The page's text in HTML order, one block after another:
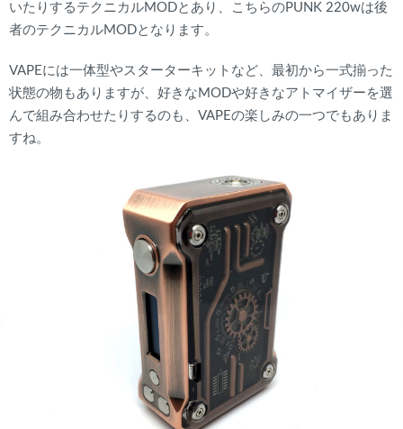
いたりするテクニカルMODとあり、こちらのPUNK 220wは後
者のテクニカルMODとなります。
VAPEには一体型やスターターキットなど、最初から一式揃った
状態の物もありますが、好きなMODや好きなアトマイザーを選
んで組み合わせたりするのも、VAPEの楽しみの一つでもありま
すね。